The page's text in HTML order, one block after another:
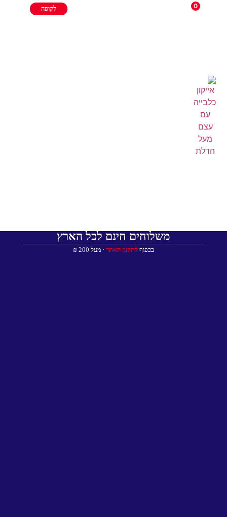
0 לקופה
משלוחים חינם לכל הארץ
בכפוף לתקנון האתר ∙ מעל 200 ₪